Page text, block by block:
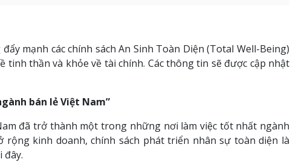
mạnh các chính sách An Sinh Toàn Diện (Total Well-Being)
tinh thần và khỏe về tài chính. Các thông tin sẽ được cập nhật
bán lẻ Việt Nam”
đã trở thành một trong những nơi làm việc tốt nhất ngành
rộng kinh doanh, chính sách phát triển nhân sự toàn diện là
đây.